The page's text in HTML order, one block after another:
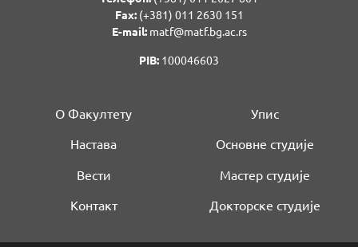
Fаx:(+381) 011 2630 151
E-mail:matf@matf.bg.ac.rs
PIB: 100046603
О Факултету
Настава
Вести
Контакт
Упис
Основне студије
Мастер студије
Докторске студије